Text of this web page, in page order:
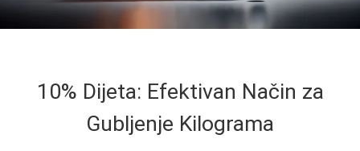
10% Dijeta: Efektivan Način za
Gubljenje Kilograma